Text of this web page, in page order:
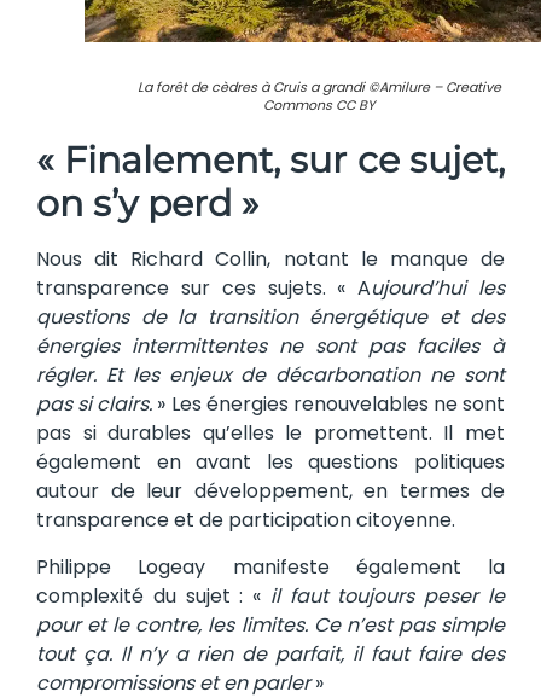
La forêt de cèdres à Cruis a grandi ©Amilure – Creative
Commons CC BY
« Finalement, sur ce sujet,
on s’y perd »
Nous dit Richard Collin, notant le manque de
transparence sur ces sujets. « Aujourd’huiles
questions de la transition énergétique et des
énergies intermittentes ne sont pas faciles à
régler. Et les enjeux de décarbonation ne sont
pas si clairs. » Les énergies renouvelables ne sont
pas si durables qu’elles le promettent. Il met
également en avant les questions politiques
autour de leur développement, en termes de
transparence et de participation citoyenne.
Philippe Logeay manifeste également la
complexité du sujet : « il faut toujours peser le
pour et le contre, les limites. Ce n’est pas simple
tout ça. Il n’y a rien de parfait, il faut faire des
compromissions et en parler»